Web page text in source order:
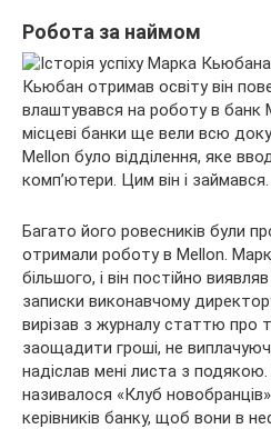
Робота за наймом
Кьюбан отримав освіту він
влаштувався на роботу в банк
місцеві банки ще вели всю
Mellon було відділення, яке
комп’ютери. Цим він і займався.
Багато його ровесників були
отримали роботу в Mellon.
більшого, і він постійно
записки виконавчому
вирізав з журналу статтю про
заощадити гроші, не
надіслав мені листа з
називалося «Клуб
керівників банку, щоб вони в